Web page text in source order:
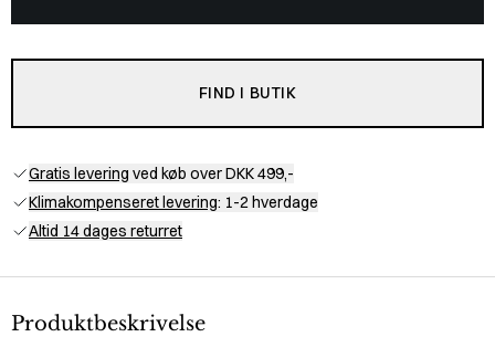
FIND I BUTIK
Gratis levering ved køb over DKK 499,-
Klimakompenseret levering: 1-2 hverdage
Altid 14 dages returret
Produktbeskrivelse